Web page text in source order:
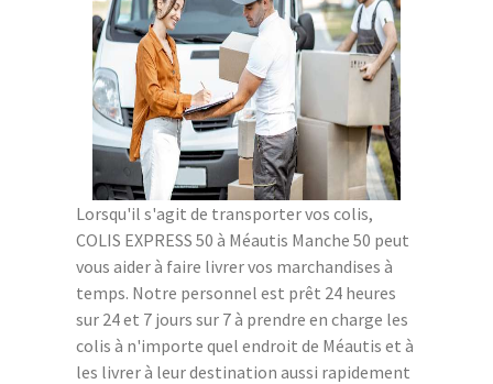
Lorsqu'il s'agit de transporter vos colis,
COLIS EXPRESS 50 à Méautis Manche 50 peut
vous aider à faire livrer vos marchandises à
temps. Notre personnel est prêt 24 heures
sur 24 et 7 jours sur 7 à prendre en charge les
colis à n'importe quel endroit de Méautis et à
les livrer à leur destination aussi rapidement